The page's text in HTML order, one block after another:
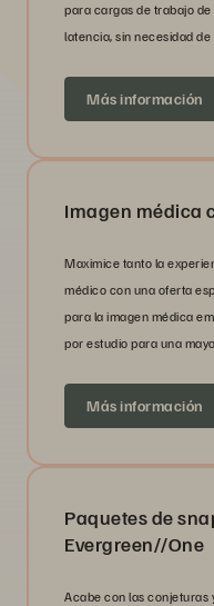
para cargas de trabajo
latencia, sin necesidad
Más información
Imagen médica
Maximice tanto la
médico con una oferta
para la imagen médica
por estudio para una
Más información
Paquetes de
Evergreen//One
Acabe con las